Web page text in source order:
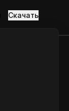
Скачать